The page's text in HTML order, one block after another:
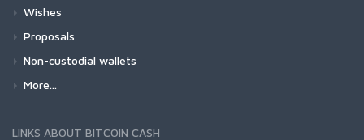
Wishes
Proposals
Non-custodial wallets
More...
LINKS ABOUT BITCOIN CASH